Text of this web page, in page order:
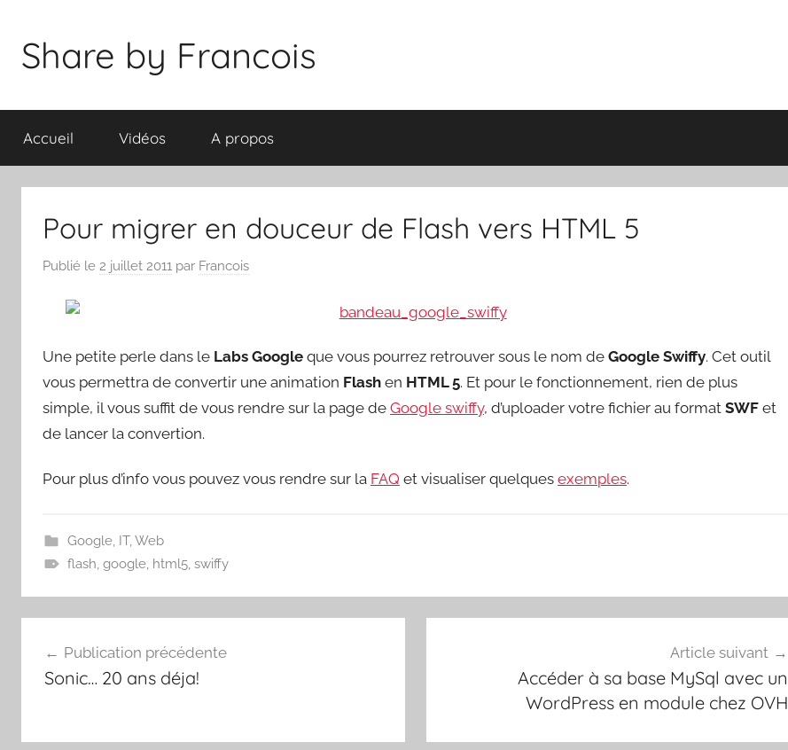
contenu
Share by Francois
Accueil Vidéos A propos
Pour migrer en douceur de Flash vers HTML 5
Publié le 2 juillet 2011 par Francois
Une petite perle dans le Labs Google que vous pourrez retrouver sous le nom de Google Swiffy. Cet outil
vous permettra de convertir une animation Flash en HTML 5. Et pour le fonctionnement, rien de plus
simple, il vous suffit de vous rendre sur la page de Google swiffy, d’uploader votre fichier au format SWF et
de lancer la convertion.
Pour plus d’info vous pouvez vous rendre sur la FAQ et visualiser quelques exemples.
Google, IT, Web
flash google, html5, swiffy
de
Publication précédente
Sonic… 20 ans déja!
Article suivant
Accéder à sa base MySql avec un
WordPress en module chez OVH